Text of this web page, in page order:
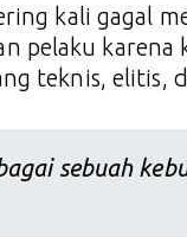
kali gagal
pelaku karena
teknis, elitis,
sebuah